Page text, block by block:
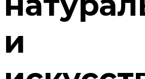
и